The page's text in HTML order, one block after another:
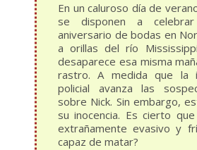
En un caluroso día de
se disponen a
aniversario de bodas en
a orillas del río
desaparece esa misma
rastro. A medida que la
policial avanza las
sobre Nick. Sin embargo,
su inocencia. Es cierto
extrañamente evasivo y
capaz de matar?